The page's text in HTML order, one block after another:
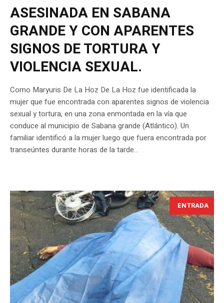
ASESINADA EN SABANA
GRANDE Y CON APARENTES
SIGNOS DE TORTURA Y
VIOLENCIA SEXUAL.
Como Maryuris De La Hoz De La Hoz fue identificada la
mujer que fue encontrada con aparentes signos de violencia
sexual y tortura, en una zona enmontada en la vía que
conduce al municipio de Sabana grande (Atlántico). Un
familiar identificó a la mujer luego que fuera encontrada por
transeúntes durante horas de la tarde...
ENTRADA